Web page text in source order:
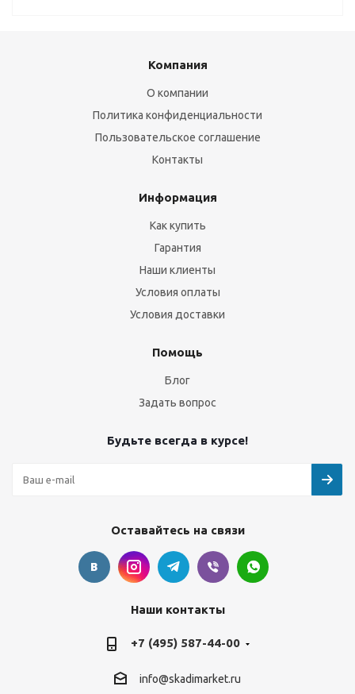
Компания
О компании
Политика конфиденциальности
Пользовательское соглашение
Контакты
Информация
Как купить
Гарантия
Наши клиенты
Условия оплаты
Условия доставки
Помощь
Блог
Задать вопрос
Будьте всегда в курсе!
Оставайтесь на связи
Наши контакты
+7 (495) 587-44-00
info@skadimarket.ru